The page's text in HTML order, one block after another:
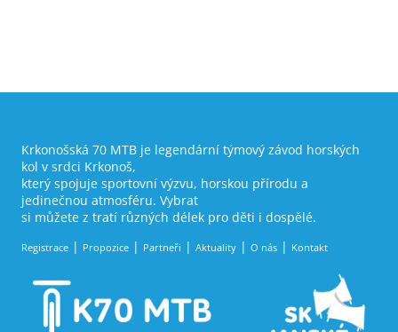
Krkonošská 70 MTB je legendární týmový závod horských
kol v srdci Krkonoš,
který spojuje sportovní výzvu, horskou přírodu a
jedinečnou atmosféru. Vybrat
si můžete z tratí různých délek pro děti i dospělé.
Registrace Propozice Partneři Aktuality O nás Kontakt